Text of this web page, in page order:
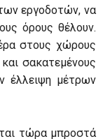
εργοδοτών, να
όρους θέλουν.
στους χώρους
σακατεμένους
έλλειψη μέτρων
τώρα μπροστά